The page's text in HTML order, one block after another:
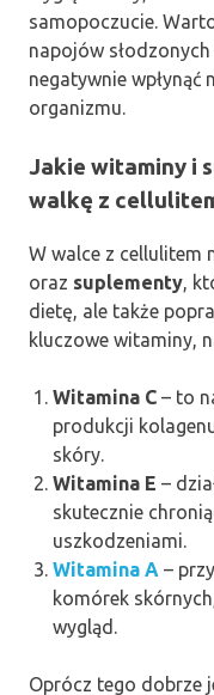
samopoczucie.
napojów
negatywnie
organizmu.
Jakie witaminy i
walkę z
W walce z cellulitem
oraz suplementy,
dietę, ale także
kluczowe witaminy,
Witamina C – to
produkcji
skóry.
Witamina E –
skutecznie
uszkodzeniami.
Witamina A –
komórek
wygląd.
Oprócz tego dobrze